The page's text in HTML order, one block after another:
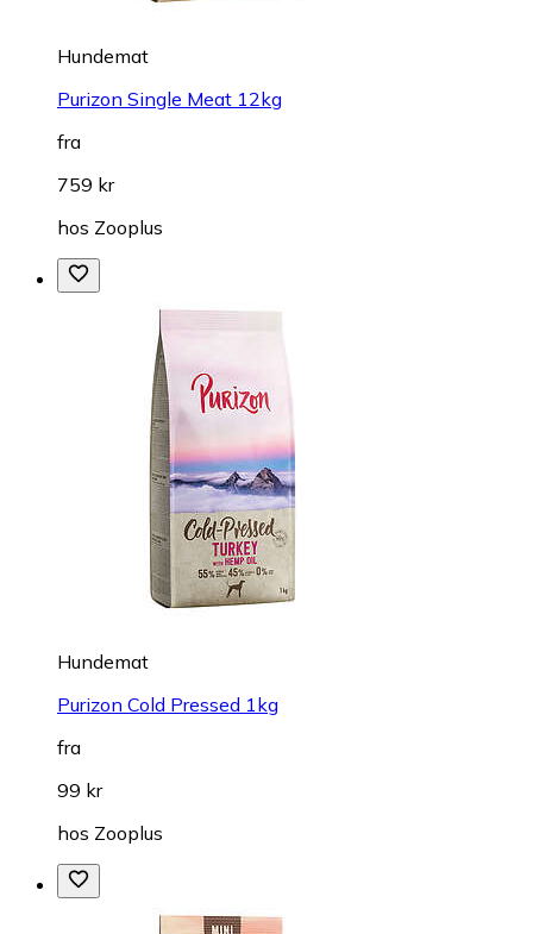
Hundemat
Purizon Single Meat 12kg
fra
759 kr
hos Zooplus
Hundemat
Purizon Cold Pressed 1kg
fra
99 kr
hos Zooplus